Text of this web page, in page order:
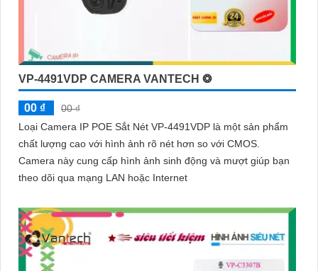
VP-4491VDP CAMERA VANTECH ❂
00 ₫
00 ₫
Loại Camera IP POE Sắt Nét VP-4491VDP là một sản phẩm
chất lượng cao với hình ảnh rõ nét hơn so với CMOS.
Camera này cung cấp hình ảnh sinh động và mượt giúp bạn
theo dõi qua mạng LAN hoặc Internet